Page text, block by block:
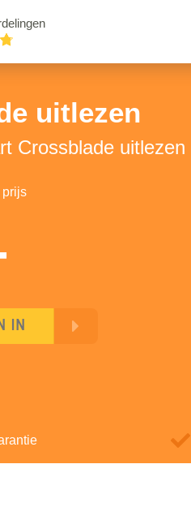
uitlezen
Crossblade uitlezen
prijs